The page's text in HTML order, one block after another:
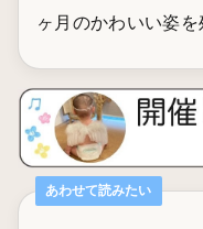
ヶ月のかわいい姿を
あわせて読みたい